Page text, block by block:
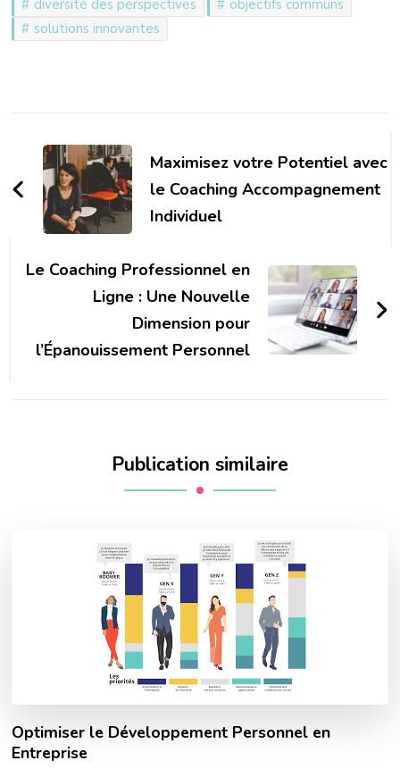
diversité des perspectives
objectifs communs
solutions innovantes
d'article
Maximisez votre Potentiel avec
le Coaching Accompagnement
Individuel
Le Coaching Professionnel en
Ligne : Une Nouvelle
Dimension pour
l’Épanouissement Personnel
Publication similaire
Optimiser le Développement Personnel en
Entreprise